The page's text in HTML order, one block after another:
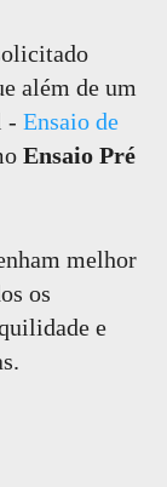
além de um
- Ensaio de
Ensaio Pré
melhor
os
e